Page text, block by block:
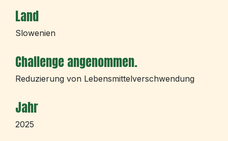
Land
Slowenien
Challenge angenommen.
Reduzierung von Lebensmittelverschwendung
Jahr
2025